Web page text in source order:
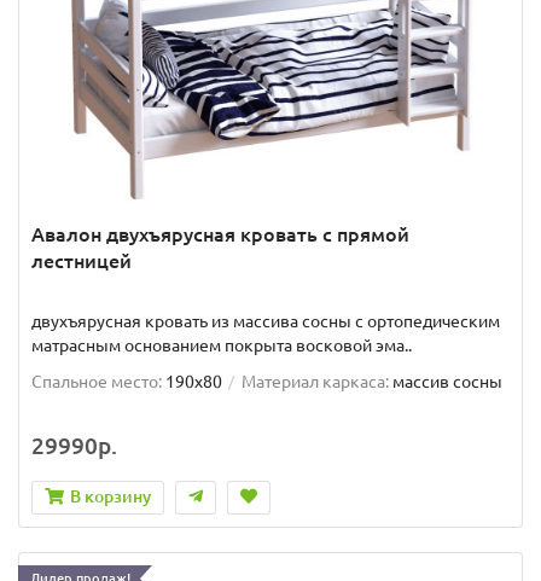
Авалон двухъярусная кровать с прямой
лестницей
двухъярусная кровать из массива сосны с ортопедическим
матрасным основанием покрыта восковой эма..
Спальное место: 190x80 Материал каркаса: массив сосны
29990р.
В корзину